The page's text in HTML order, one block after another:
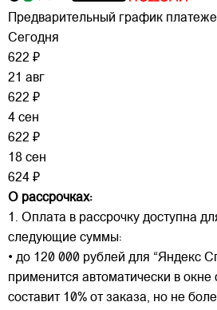
Предварительный график
Сегодня
622 ₽
21 авг
622 ₽
4 сен
622 ₽
18 сен
624 ₽
О рассрочках:
1. Оплата в рассрочку доступна
следующие суммы:
• до 120 000 рублей для “Яндекс
применится автоматически в окне
составит 10% от заказа, но не